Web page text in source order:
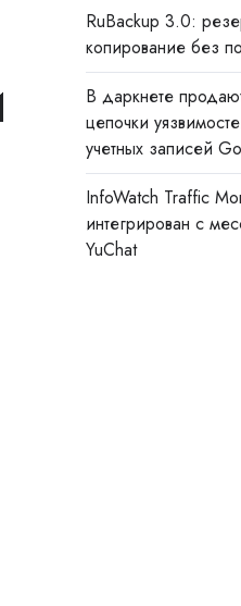
RuBackup 3.0:
копирование без
В даркнете
цепочки
учетных записей
InfoWatch Traffic
интегрирован с
YuChat